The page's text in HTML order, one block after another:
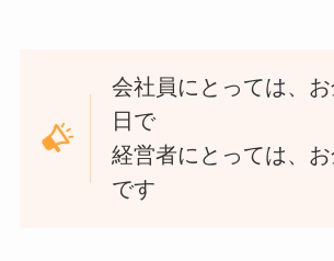
会社員にとっては、
日で
経営者にとっては、お
です